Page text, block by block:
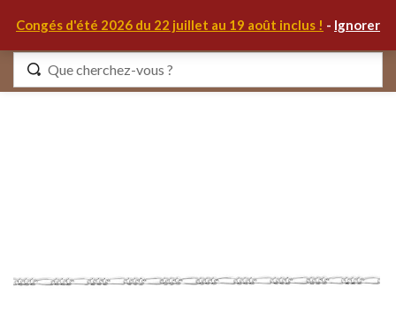
Congés d'été 2026 du 22 juillet au 19 août inclus ! - Ignorer
Identifiez-vous